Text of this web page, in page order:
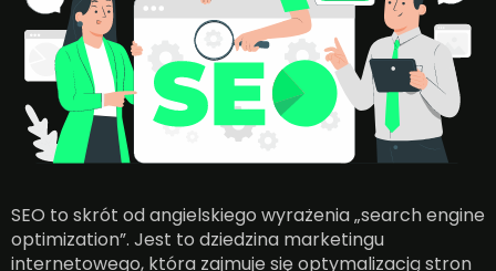
SEO to skrót od angielskiego wyrażenia „search engine
optimization”. Jest to dziedzina marketingu
internetowego, która zajmuje się optymalizacją stron